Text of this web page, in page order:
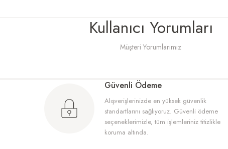
Kullanıcı Yorumları
Müşteri Yorumlarımız
tanıştığım an farkı hissettim. Cildimde ağırlık yapmadan gün
Güvenli Ödeme
Alışverişlerinizde en yüksek güvenlik
standartlarını sağlıyoruz. Güvenli ödeme
seçeneklerimizle, tüm işlemleriniz titizlikle
koruma altında.